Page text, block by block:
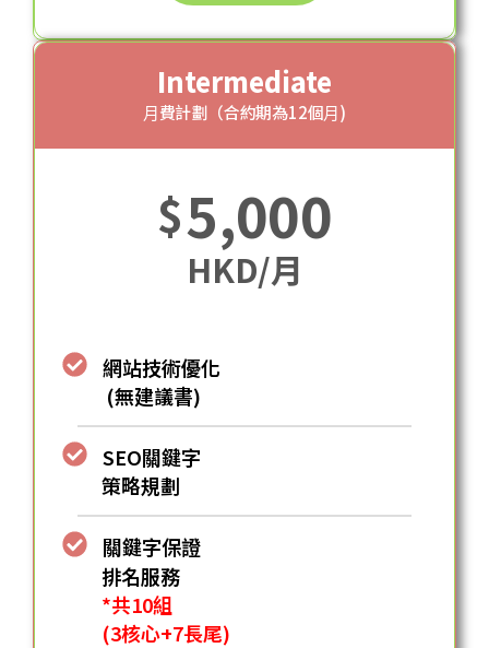
Intermediate
⽉費計劃（合約期為12個⽉)
$5,000
HKD/月
網站技術優化
(無建議書)
SEO關鍵字
策略規劃
關鍵字保證
排名服務
*共10組
(3核心+7長尾)